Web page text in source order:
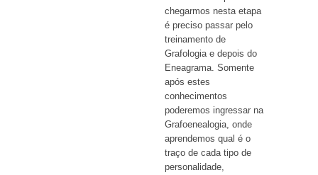
chegarmos nesta etapa
é preciso passar pelo
treinamento de
Grafologia e depois do
Eneagrama. Somente
após estes
conhecimentos
poderemos ingressar na
Grafoenealogia, onde
aprendemos qual é o
traço de cada tipo de
personalidade,